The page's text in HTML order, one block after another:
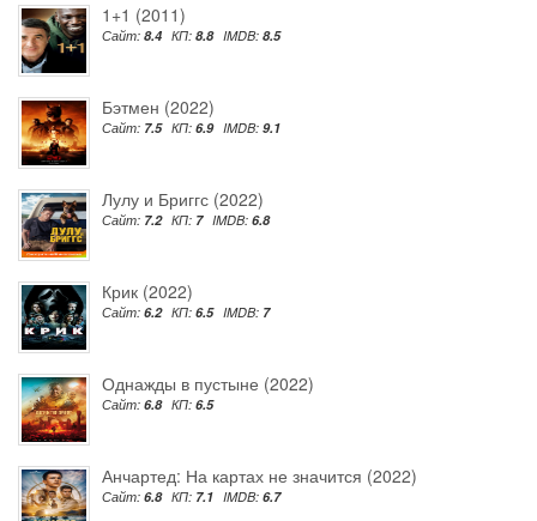
1+1 (2011)
Сайт: 8.4 КП: 8.8 IMDB: 8.5
Бэтмен (2022)
Сайт: 7.5 КП: 6.9 IMDB: 9.1
Лулу и Бриггс (2022)
Сайт: 7.2 КП: 7 IMDB: 6.8
Крик (2022)
Сайт: 6.2 КП: 6.5 IMDB: 7
Однажды в пустыне (2022)
Сайт: 6.8 КП: 6.5
Анчартед: На картах не значится (2022)
Сайт: 6.8 КП: 7.1 IMDB: 6.7